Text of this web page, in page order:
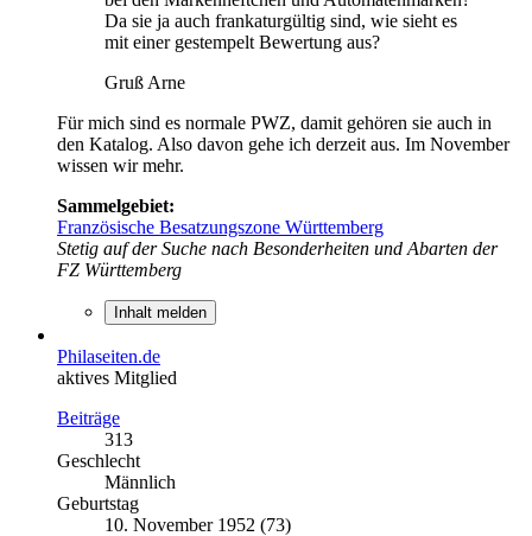
Da sie ja auch frankaturgültig sind, wie sieht es
mit einer gestempelt Bewertung aus?
Gruß Arne
Für mich sind es normale PWZ, damit gehören sie auch in
den Katalog. Also davon gehe ich derzeit aus. Im November
wissen wir mehr.
Sammelgebiet:
Französische Besatzungszone Württemberg
Stetig auf der Suche nach Besonderheiten und Abarten der
FZ Württemberg
Inhalt melden
Philaseiten.de
aktives Mitglied
Beiträge
313
Geschlecht
Männlich
Geburtstag
10. November 1952 (73)